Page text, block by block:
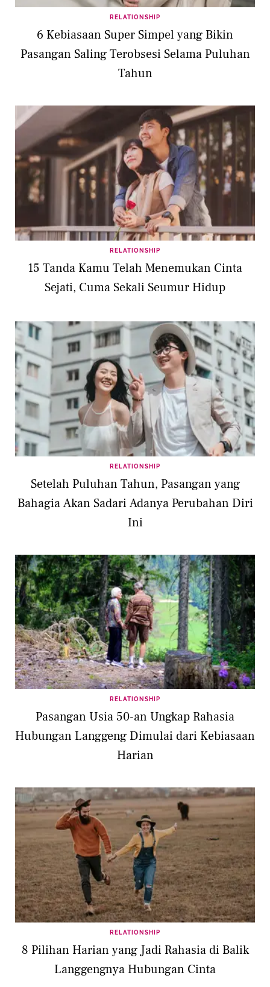
RELATIONSHIP
6 Kebiasaan Super Simpel yang Bikin
Pasangan Saling Terobsesi Selama Puluhan
Tahun
RELATIONSHIP
15 Tanda Kamu Telah Menemukan Cinta
Sejati, Cuma Sekali Seumur Hidup
RELATIONSHIP
Setelah Puluhan Tahun, Pasangan yang
Bahagia Akan Sadari Adanya Perubahan Diri
Ini
RELATIONSHIP
Pasangan Usia 50-an Ungkap Rahasia
Hubungan Langgeng Dimulai dari Kebiasaan
Harian
RELATIONSHIP
8 Pilihan Harian yang Jadi Rahasia di Balik
Langgengnya Hubungan Cinta